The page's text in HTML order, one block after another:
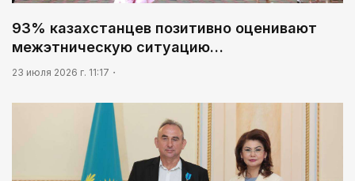
93% казахстанцев позитивно оценивают
межэтническую ситуацию…
23 июля 2026 г. 11:17